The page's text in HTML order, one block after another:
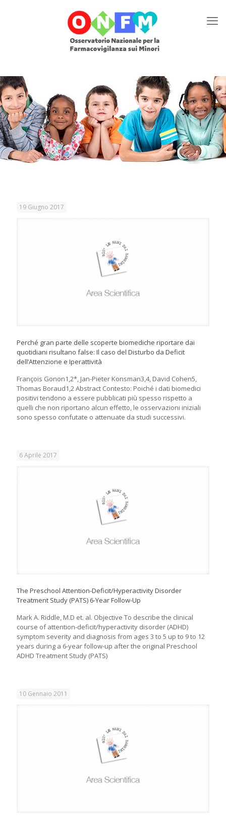
19 Giugno 2017
Perché gran parte delle scoperte biomediche riportare dai
quotidiani risultano false: Il caso del Disturbo da Deficit
dell’Attenzione e Iperattività
François Gonon1,2*, Jan-Pieter Konsman3,4, David Cohen5,
Thomas Boraud1,2 Abstract Contesto: Poiché i dati biomedici
positivi tendono a essere pubblicati più spesso rispetto a
quelli che non riportano alcun effetto, le osservazioni iniziali
sono spesso confutate o attenuate da studi successivi.
6 Aprile 2017
The Preschool Attention-Deficit/Hyperactivity Disorder
Treatment Study (PATS) 6-Year Follow-Up
Mark A. Riddle, M.D et. al. Objective To describe the clinical
course of attention-deficit/hyperactivity disorder (ADHD)
symptom severity and diagnosis from ages 3 to 5 up to 9 to 12
years during a 6-year follow-up after the original Preschool
ADHD Treatment Study (PATS)
10 Gennaio 2011